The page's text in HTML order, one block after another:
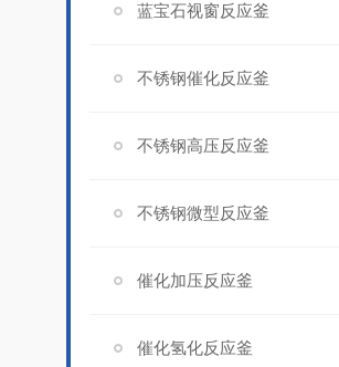
蓝宝石视窗反应釜
不锈钢催化反应釜
不锈钢高压反应釜
不锈钢微型反应釜
催化加压反应釜
催化氢化反应釜